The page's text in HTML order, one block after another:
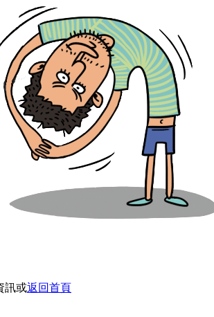
訊或返回首頁